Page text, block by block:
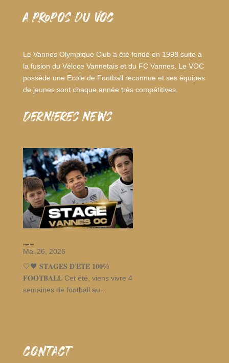
A PROPOS DU VOC
Le Vannes Olympique Club a été fondé en 1998 suite à
la fusion du Véloce Vannetais et du FC Vannes. Le VOC
possède une Ecole de Football reconnue et ses équipes
de jeunes sont chaque année très compétitives.
dernieres news
Stages d’été
Mai 26, 2026
🤍🖤 𝐒𝐓𝐀𝐆𝐄𝐒 𝐃’𝐄́𝐓𝐄́ 𝟏𝟎𝟎%
𝐅𝐎𝐎𝐓𝐁𝐀𝐋𝐋 Cet été, viens vivre 4
semaines de football au...
CONTACT